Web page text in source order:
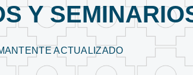
Y
ACTUALIZADO